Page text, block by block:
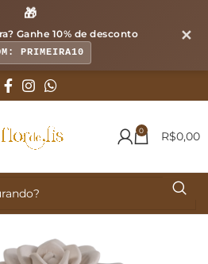
🎁
Ganhe 10% de desconto
PRIMEIRA10
✕
0 R$0,00